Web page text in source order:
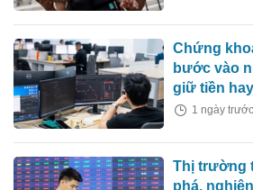
Chứng
bước vào
giữ tiền
1 ngày trước
Thị trường
phá,